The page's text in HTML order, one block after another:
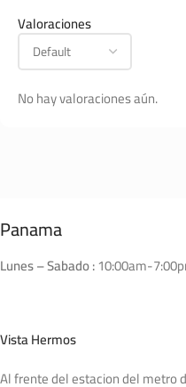
Valoraciones
No hay valoraciones aún.
Panama
Lunes – Sabado :10:00am-
Vista Hermos
Al frente del estacion del metro